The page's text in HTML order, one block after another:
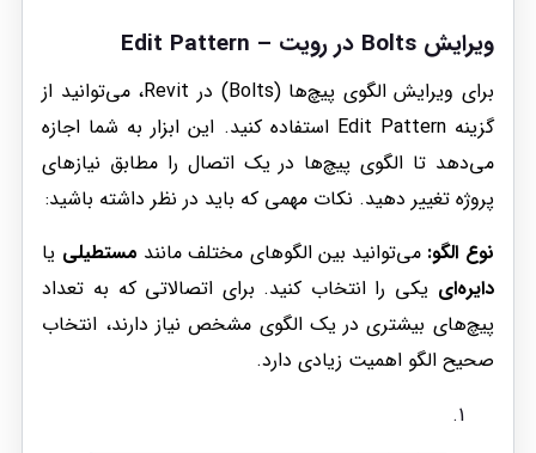
ویرایش Bolts در رویت – Edit Pattern
برای ویرایش الگوی پیچ‌ها (Bolts) در Revit، می‌توانید از
گزینه Edit Pattern استفاده کنید. این ابزار به شما اجازه
می‌دهد تا الگوی پیچ‌ها در یک اتصال را مطابق نیازهای
پروژه تغییر دهید. نکات مهمی که باید در نظر داشته باشید:
نوع الگو: می‌توانید بین الگوهای مختلف مانند مستطیلی یا
دایره‌ای یکی را انتخاب کنید. برای اتصالاتی که به تعداد
پیچ‌های بیشتری در یک الگوی مشخص نیاز دارند، انتخاب
صحیح الگو اهمیت زیادی دارد.